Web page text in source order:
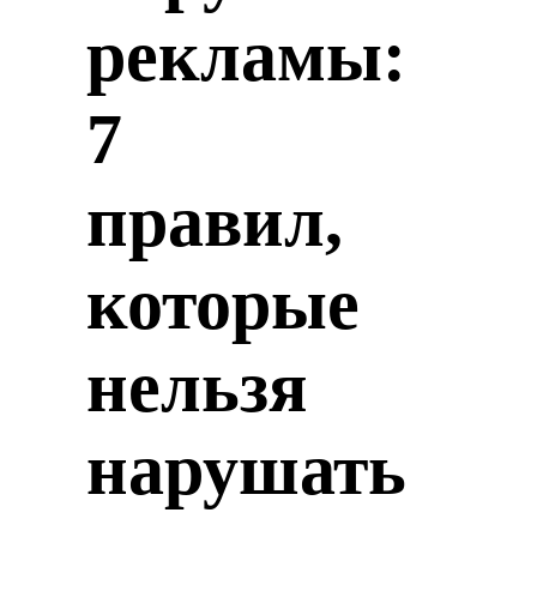
рекламы:
7
правил,
которые
нельзя
нарушать